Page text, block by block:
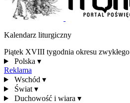
Kalendarz liturgiczny
Piątek XVIII tygodnia okresu zwykłego
Polska ▾
Reklama
Wschód ▾
Świat ▾
Duchowość i wiara ▾